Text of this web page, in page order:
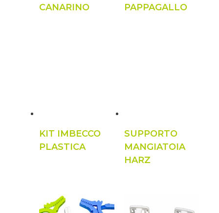
CANARINO
PAPPAGALLO
KIT IMBECCO
PLASTICA
SUPPORTO
MANGIATOIA
HARZ